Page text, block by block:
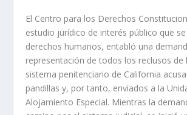
El Centro para los Derechos
estudio jurídico de interés público que
derechos humanos, entabló una
representación de todos los reclusos de
sistema penitenciario de California
pandillas y, por tanto, enviados a la
Alojamiento Especial. Mientras la